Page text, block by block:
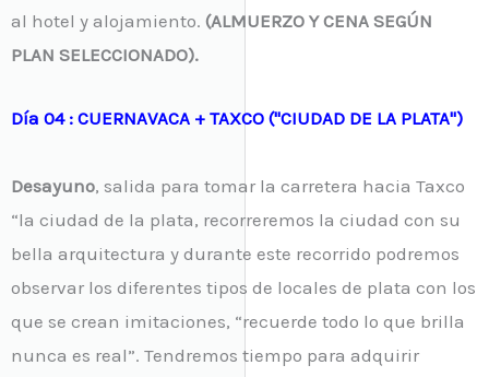
al hotel y alojamiento. (ALMUERZO Y CENA SEGÚN
PLAN SELECCIONADO).
Día 04 : CUERNAVACA + TAXCO ("CIUDAD DE LA PLATA")
Desayuno, salida para tomar la carretera hacia Taxco
“la ciudad de la plata, recorreremos la ciudad con su
bella arquitectura y durante este recorrido podremos
observar los diferentes tipos de locales de plata con los
que se crean imitaciones, “recuerde todo lo que brilla
nunca es real”. Tendremos tiempo para adquirir